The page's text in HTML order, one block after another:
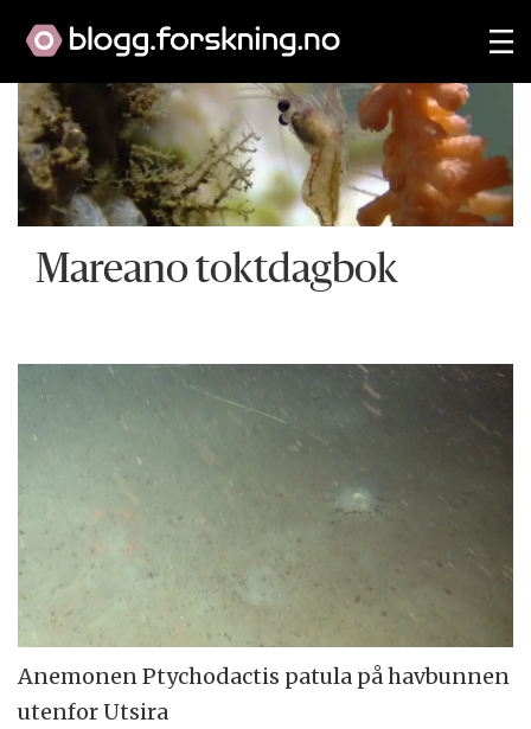
Mareano toktdagbok
Anemonen Ptychodactis patula på havbunnen
utenfor Utsira